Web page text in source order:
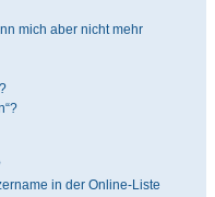
mich aber nicht mehr
in der Online-Liste